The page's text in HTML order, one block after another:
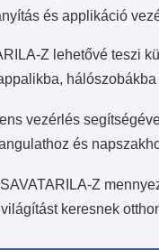
és applikáció
Z lehetővé teszi
vezérlés
és
Z
keresnek